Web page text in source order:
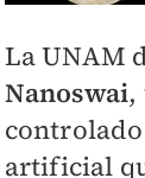
La UNAM
Nanoswai,
artificial